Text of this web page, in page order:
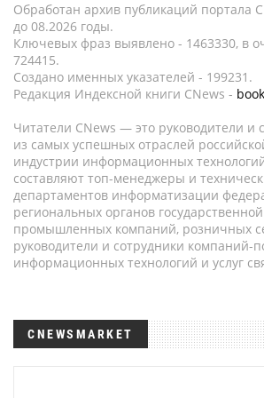
Обработан архив публикаций портала
до 08.2026 годы.
Ключевых фраз выявлено - 1463330, в
724415.
Создано именных указателей - 199231.
Редакция Индексной книги CNews -
Читатели CNews — это руководители и
из самых успешных отраслей
индустрии информационных
составляют топ-менеджеры и
департаментов информатизации
региональных органов
промышленных компаний, розничных
руководители и сотрудники компаний-
информационных технологий и услуг
CNEWSMARKET